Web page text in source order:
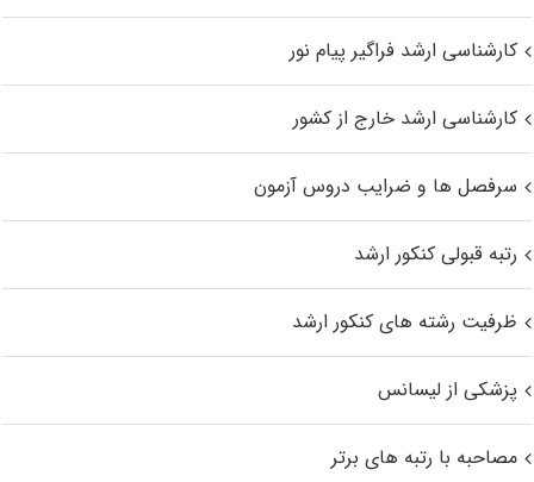
کارشناسی ارشد فراگیر پیام نور
کارشناسی ارشد خارج از کشور
سرفصل ها و ضرایب دروس آزمون
رتبه قبولی کنکور ارشد
ظرفیت رشته های کنکور ارشد
پزشکی از لیسانس
مصاحبه با رتبه های برتر